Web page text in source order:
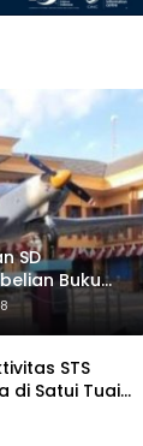
SD
Buku
Boleh
STS
di Satui Tuai